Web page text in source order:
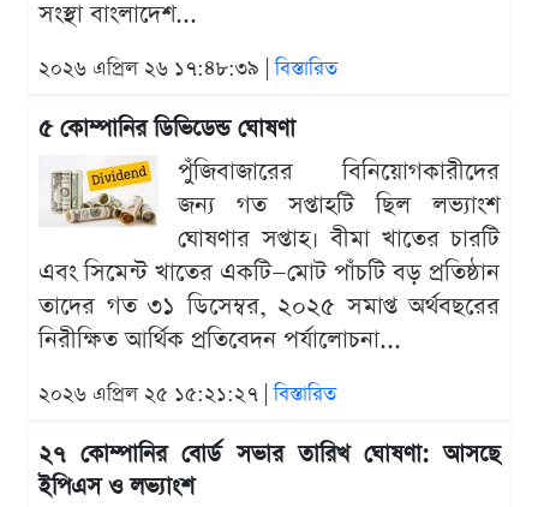
সংস্থা বাংলাদেশ...
২০২৬ এপ্রিল ২৬ ১৭:৪৮:৩৯ |বিস্তারিত
৫ কোম্পানির ডিভিডেন্ড ঘোষণা
পুঁজিবাজারের বিনিয়োগকারীদের
জন্য গত সপ্তাহটি ছিল লভ্যাংশ
ঘোষণার সপ্তাহ। বীমা খাতের চারটি
এবং সিমেন্ট খাতের একটি—মোট পাঁচটি বড় প্রতিষ্ঠান
তাদের গত ৩১ ডিসেম্বর, ২০২৫ সমাপ্ত অর্থবছরের
নিরীক্ষিত আর্থিক প্রতিবেদন পর্যালোচনা...
২০২৬ এপ্রিল ২৫ ১৫:২১:২৭ |বিস্তারিত
২৭ কোম্পানির বোর্ড সভার তারিখ ঘোষণা: আসছে
ইপিএস ও লভ্যাংশ